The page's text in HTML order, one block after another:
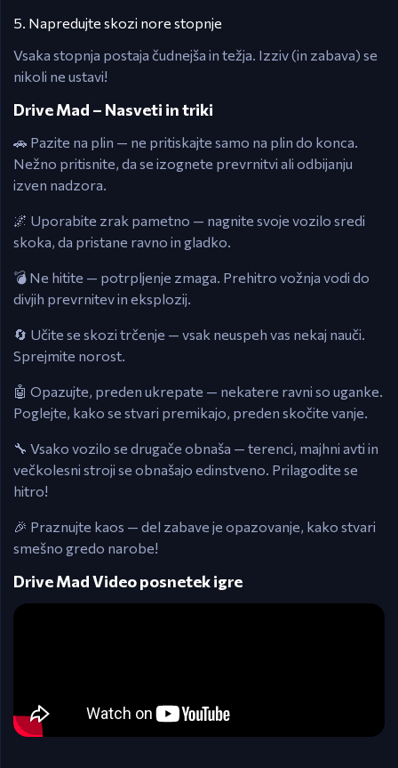
5. Napredujte skozi nore stopnje
Vsaka stopnja postaja čudnejša in težja. Izziv (in zabava) se
nikoli ne ustavi!
Drive Mad – Nasveti in triki
🚗 Pazite na plin — ne pritiskajte samo na plin do konca.
Nežno pritisnite, da se izognete prevrnitvi ali odbijanju
izven nadzora.
🌌 Uporabite zrak pametno — nagnite svoje vozilo sredi
skoka, da pristane ravno in gladko.
💣 Ne hitite — potrpljenje zmaga. Prehitro vožnja vodi do
divjih prevrnitev in eksplozij.
🔄 Učite se skozi trčenje — vsak neuspeh vas nekaj nauči.
Sprejmite norost.
🤖 Opazujte, preden ukrepate — nekatere ravni so uganke.
Poglejte, kako se stvari premikajo, preden skočite vanje.
🔧 Vsako vozilo se drugače obnaša — terenci, majhni avti in
večkolesni stroji se obnašajo edinstveno. Prilagodite se
hitro!
🎉 Praznujte kaos — del zabave je opazovanje, kako stvari
smešno gredo narobe!
Drive Mad Video posnetek igre